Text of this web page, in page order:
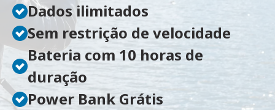
Dados ilimitados
Sem restrição de velocidade
Bateria com 10 horas de
duração
Power Bank Grátis